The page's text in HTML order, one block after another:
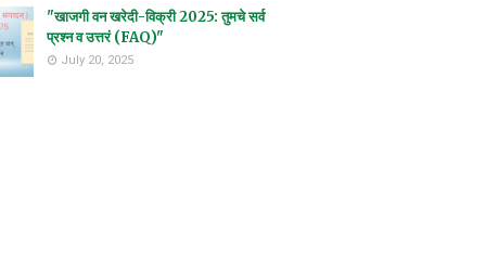
"खाजगी वन खरेदी-विक्री 2025: तुमचे सर्व
प्रश्न व उत्तरं (FAQ)"
July 20, 2025